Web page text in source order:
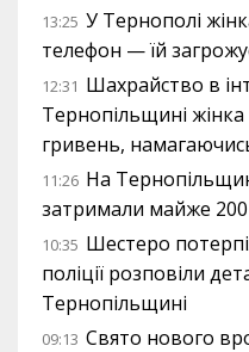
13:25 У Тернополі
телефон — їй
12:31 Шахрайство в
Тернопільщині
гривень,
11:26 На
затримали майже 200
10:35 Шестеро
поліції розповіли
Тернопільщині
09:13 Свято нового